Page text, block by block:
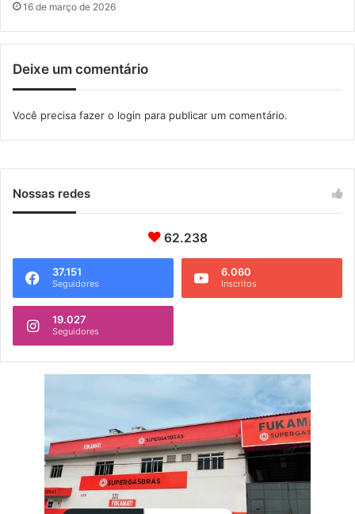
i
n
c
a
A
e
16 de março de 2026
Deixe um comentário
Você precisa fazer o login para publicar um comentário.
Nossas redes
62.238
37.151
Seguidores
6.060
Inscritos
19.027
Seguidores